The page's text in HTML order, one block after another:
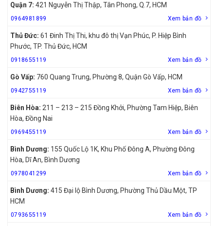
Quận 7: 421 Nguyễn Thị Thập, Tân Phong, Q.7, HCM
0964981899 Xem bản đồ
Thủ Đức: 61 Đinh Thị Thi, khu đô thị Vạn Phúc, P. Hiệp Bình
Phước, TP. Thủ Đức, HCM
0918655119 Xem bản đồ
Gò Vấp: 760 Quang Trung, Phường 8, Quận Gò Vấp, HCM
0942755119 Xem bản đồ
Biên Hòa: 211 – 213 – 215 Đồng Khởi, Phường Tam Hiệp, Biên
Hòa, Đồng Nai
0969455119 Xem bản đồ
Bình Dương: 155 Quốc Lộ 1K, Khu Phố Đông A, Phường Đông
Hòa, Dĩ An, Bình Dương
0978041299 Xem bản đồ
Bình Dương: 415 Đại lộ Bình Dương, Phường Thủ Dầu Một, TP
HCM
0793655119 Xem bản đồ